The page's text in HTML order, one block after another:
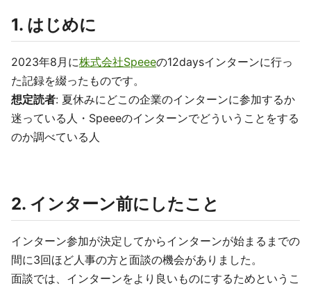
1. はじめに
2023年8月に株式会社Speeeの12daysインターンに行っ
た記録を綴ったものです。
想定読者: 夏休みにどこの企業のインターンに参加するか
迷っている人・Speeeのインターンでどういうことをする
のか調べている人
2. インターン前にしたこと
インターン参加が決定してからインターンが始まるまでの
間に3回ほど人事の方と面談の機会がありました。
面談では、インターンをより良いものにするためというこ